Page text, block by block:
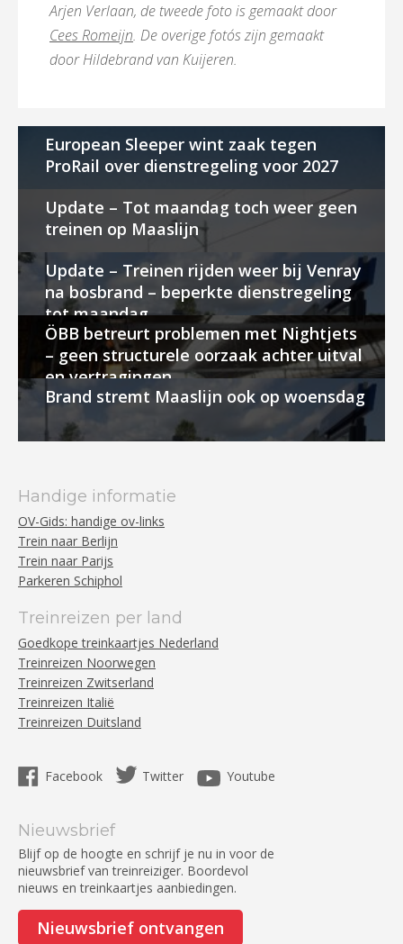
Arjen Verlaan, de tweede foto is gemaakt door
Cees Romeijn. De overige foto´s zijn gemaakt
door Hildebrand van Kuijeren.
European Sleeper wint zaak tegen
ProRail over dienstregeling voor 2027
Update – Tot maandag toch weer geen
treinen op Maaslijn
Update – Treinen rijden weer bij Venray
na bosbrand – beperkte dienstregeling
tot maandag
ÖBB betreurt problemen met Nightjets
– geen structurele oorzaak achter uitval
en vertragingen
Brand stremt Maaslijn ook op woensdag
Handige informatie
OV-Gids: handige ov-links
Trein naar Berlijn
Trein naar Parijs
Parkeren Schiphol
Treinreizen per land
Goedkope treinkaartjes Nederland
Treinreizen Noorwegen
Treinreizen Zwitserland
Treinreizen Italië
Treinreizen Duitsland
Facebook Twitter Youtube
Nieuwsbrief
Blijf op de hoogte en schrijf je nu in voor de
nieuwsbrief van treinreiziger. Boordevol
nieuws en treinkaartjes aanbiedingen.
Nieuwsbrief ontvangen